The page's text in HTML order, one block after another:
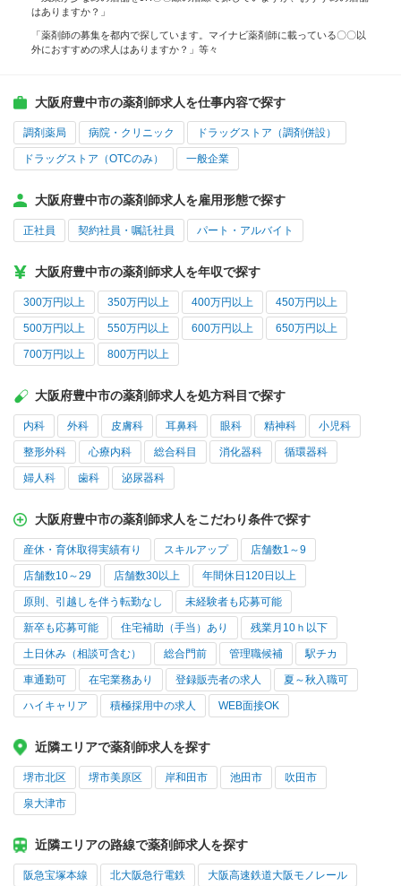
はありますか？」
「薬剤師の募集を都内で探しています。マイナビ薬剤師に載っている〇〇以
外におすすめの求人はありますか？」等々
大阪府豊中市の薬剤師求人を仕事内容で探す
調剤薬局 病院・クリニック ドラッグストア（調剤併設）
ドラッグストア（OTCのみ） 一般企業
大阪府豊中市の薬剤師求人を雇用形態で探す
正社員 契約社員・嘱託社員 パート・アルバイト
大阪府豊中市の薬剤師求人を年収で探す
300万円以上 350万円以上 400万円以上 450万円以上
500万円以上 550万円以上 600万円以上 650万円以上
700万円以上 800万円以上
大阪府豊中市の薬剤師求人を処方科目で探す
内科 外科 皮膚科 耳鼻科 眼科 精神科 小児科
整形外科 心療内科 総合科目 消化器科 循環器科
婦人科 歯科 泌尿器科
大阪府豊中市の薬剤師求人をこだわり条件で探す
産休・育休取得実績有り スキルアップ 店舗数1～9
店舗数10～29 店舗数30以上 年間休日120日以上
原則、引越しを伴う転勤なし 未経験者も応募可能
新卒も応募可能 住宅補助（手当）あり 残業月10ｈ以下
土日休み（相談可含む） 総合門前 管理職候補 駅チカ
車通勤可 在宅業務あり 登録販売者の求人 夏～秋入職可
ハイキャリア 積極採用中の求人 WEB面接OK
近隣エリアで薬剤師求人を探す
堺市北区 堺市美原区 岸和田市 池田市 吹田市
泉大津市
近隣エリアの路線で薬剤師求人を探す
阪急宝塚本線 北大阪急行電鉄 大阪高速鉄道大阪モノレール